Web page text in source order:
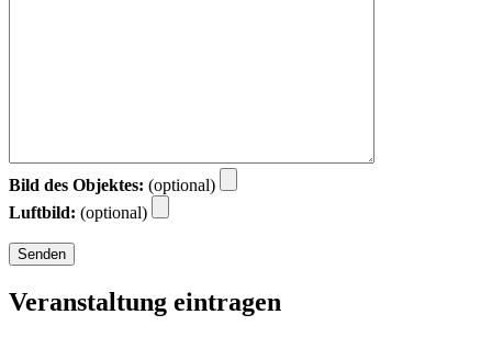
Bild des Objektes: (optional)
Luftbild: (optional)
Veranstaltung eintragen